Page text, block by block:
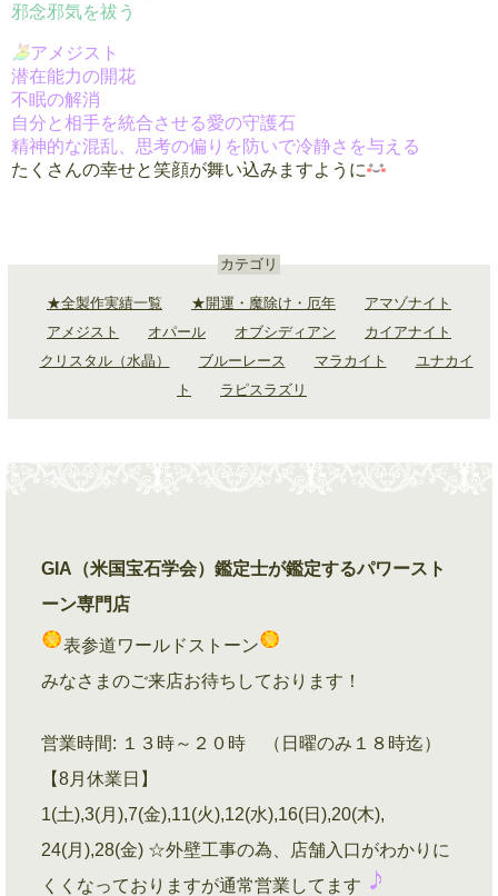
邪念邪気を祓う
アメジスト
潜在能力の開花
不眠の解消
自分と相手を統合させる愛の守護石
精神的な混乱、思考の偏りを防いで冷静さを与える
たくさんの幸せと笑顔が舞い込みますように
カテゴリ
★全製作実績一覧 ★開運・魔除け・厄年
アマゾナイト
アメジスト
オパール オブシディアン
カイアナイト
クリスタル（水晶）
ブルーレース マラカイト
ユナカイ
ト
ラピスラズリ
GIA（米国宝石学会）鑑定士が鑑定するパワースト
ーン専門店
表参道ワールドストーン
みなさまのご来店お待ちしております！
営業時間: １３時～２０時 （日曜のみ１８時迄）
【8月休業日】
1(土),3(月),7(金),11(火),12(水),16(日),20(木),
24(月),28(金) ☆外壁工事の為、店舗入口がわかりに
くくなっておりますが通常営業してます